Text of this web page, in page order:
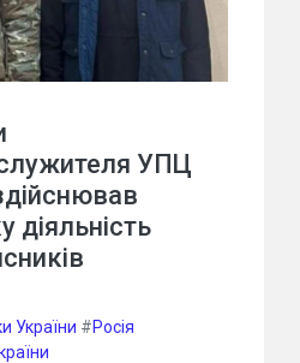
УПЦ
діяльність
України #Росія